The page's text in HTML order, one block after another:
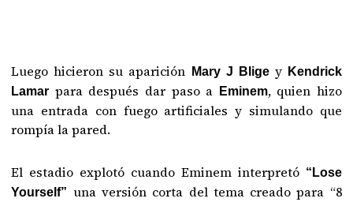
Luego hicieron su aparición Mary J Bligey Kendrick
Lamar para después dar paso a Eminem, quien hizo
una entrada con fuego artificiales y simulando que
rompía la pared.
El estadio explotó cuando Eminem interpretó“Lose
Yourself” una versión corta del tema creado para “8